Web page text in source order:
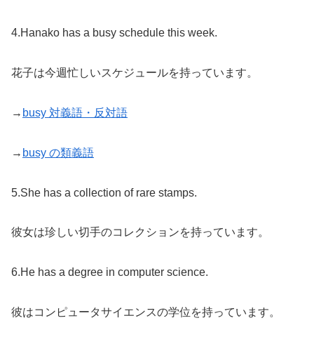
4.Hanako has a busy schedule this week.
花子は今週忙しいスケジュールを持っています。
→ busy 対義語・反対語
→ busy の類義語
5.She has a collection of rare stamps.
彼女は珍しい切手のコレクションを持っています。
6.He has a degree in computer science.
彼はコンピュータサイエンスの学位を持っています。